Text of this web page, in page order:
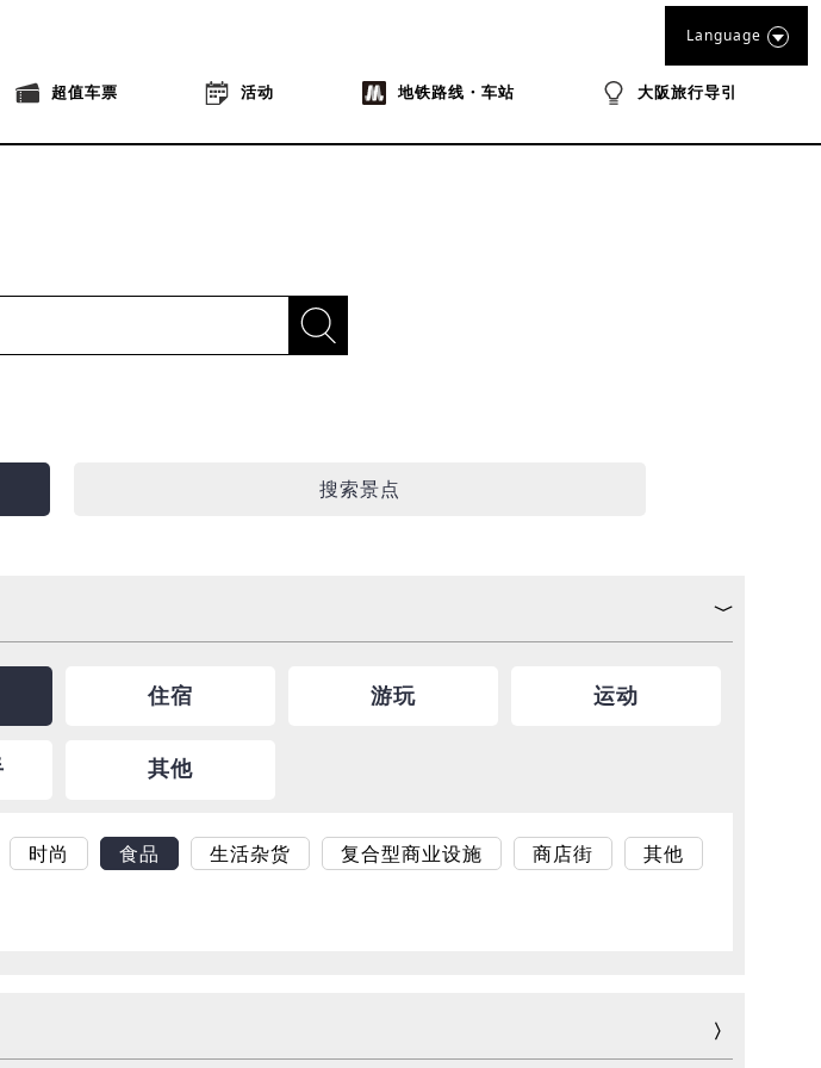
超值车票 活动 地铁路线・车站 大阪旅行导引
Language
搜索景点
住宿 游玩 运动
其他
时尚 食品 生活杂货 复合型商业设施 商店街
其他